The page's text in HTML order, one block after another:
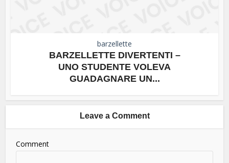
barzellette
BARZELLETTE DIVERTENTI –
UNO STUDENTE VOLEVA
GUADAGNARE UN...
Leave a Comment
Comment